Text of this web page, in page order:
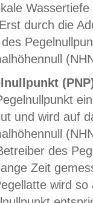
durch die
und wird auf
des
Zeit
wird